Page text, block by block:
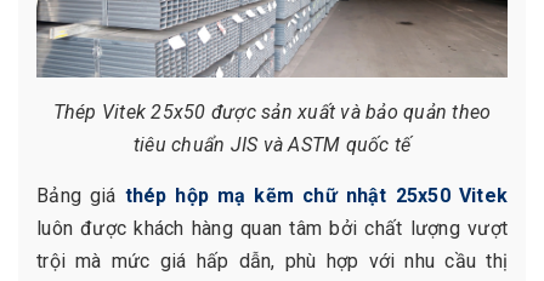
Thép Vitek 25x50 được sản xuất và bảo quản theo
tiêu chuẩn JIS và ASTM quốc tế
Bảng giá thép hộp mạ kẽm chữ nhật 25x50 Vitek
luôn được khách hàng quan tâm bởi chất lượng vượt
trội mà mức giá hấp dẫn, phù hợp với nhu cầu thị